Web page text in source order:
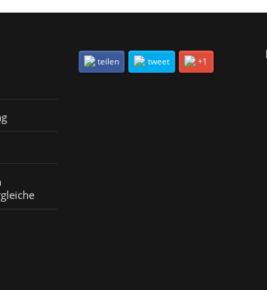
teilen tweet +1